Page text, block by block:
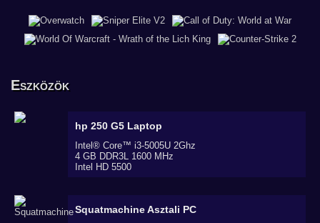
Eszközök
hp 250 G5 Laptop
Intel® Core™ i3-5005U 2Ghz
4 GB DDR3L 1600 MHz
Intel HD 5500
SquatmachineAsztali PC